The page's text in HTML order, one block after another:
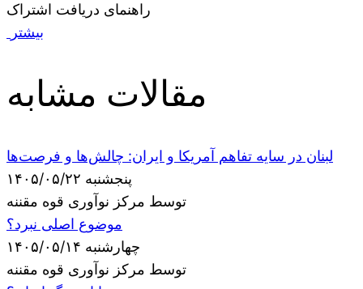
راهنمای دریافت اشتراک
بیشتر
مقالات مشابه
لبنان در سایه تفاهم آمریکا و ایران: چالش‌ها و فرصت‌ها
پنجشنبه ۱۴۰۵/۰۵/۲۲
توسط مرکز نوآوری قوه مقننه
موضوع اصلی نبرد؟
چهارشنبه ۱۴۰۵/۰۵/۱۴
توسط مرکز نوآوری قوه مقننه